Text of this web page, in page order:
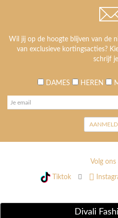
Wil jij op de hoogte blijven van de
van exclusieve kortingsacties?
schrijf
DAMES HEREN
Volg ons
Tiktok
Divali